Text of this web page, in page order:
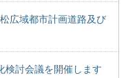
広域都市計画道路及び
検討会議を開催します